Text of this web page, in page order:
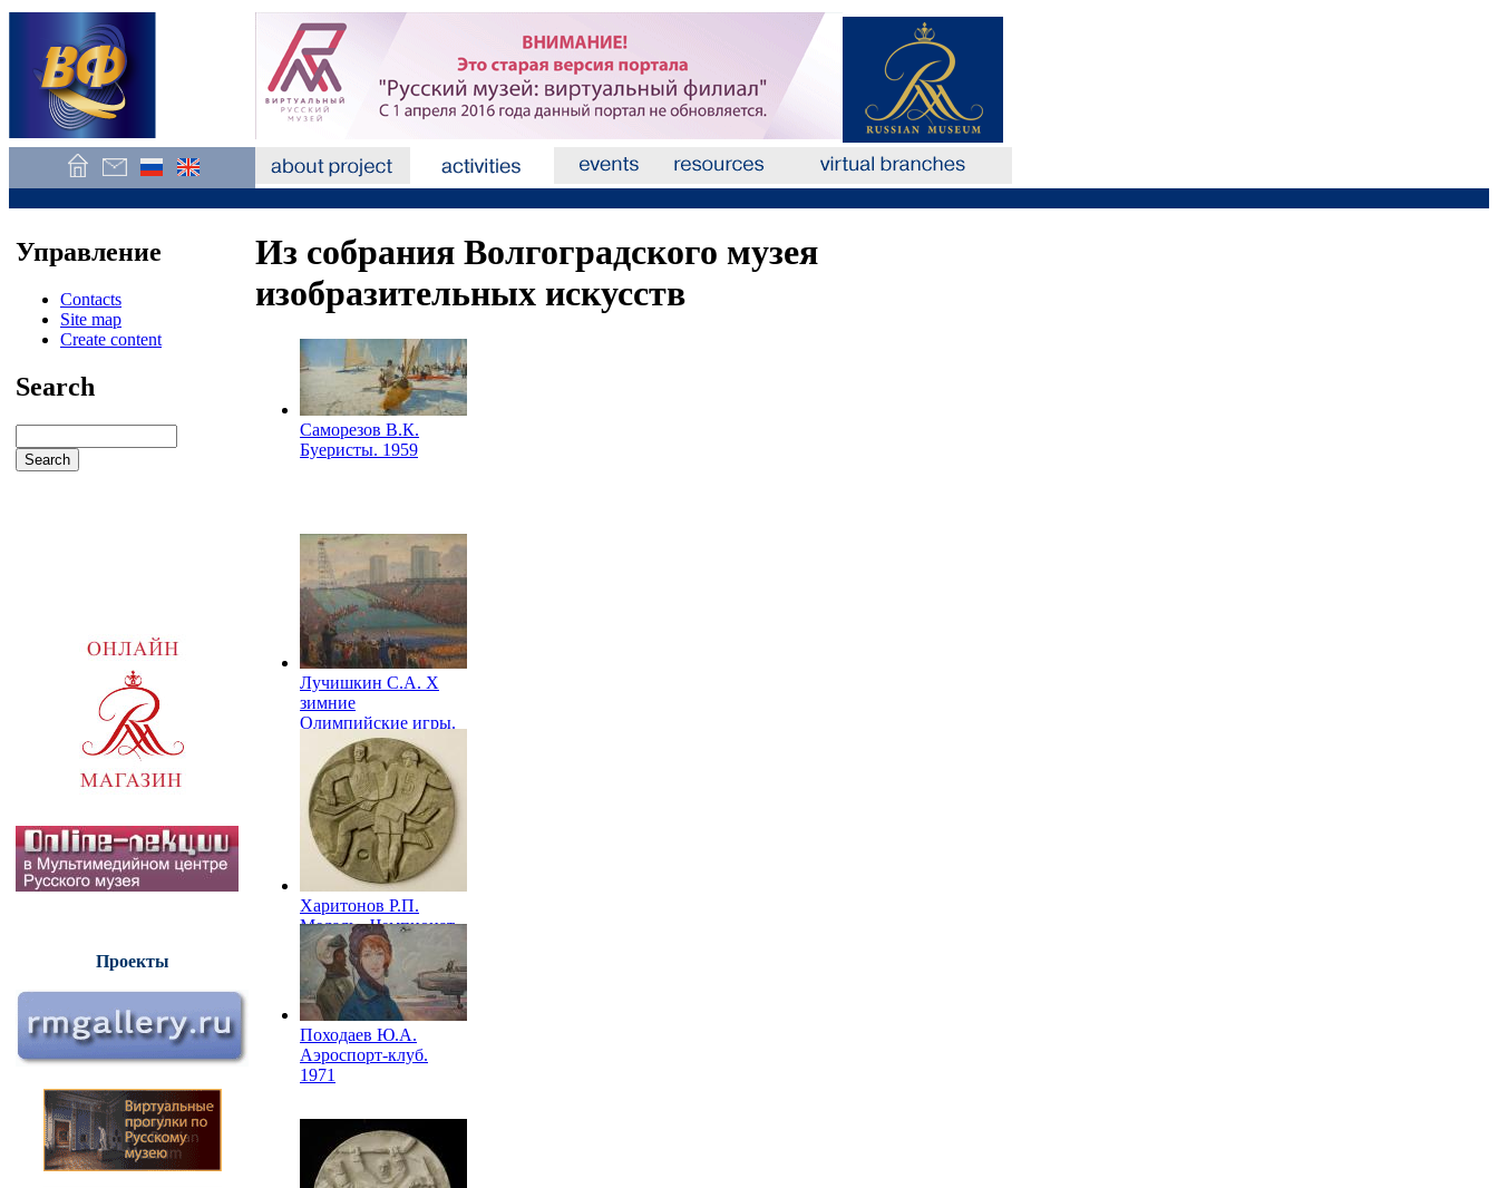
Управление
Contacts
Site map
Create content
Search
Проекты
Из собрания Волгоградского музея
изобразительных искусств
Саморезов В.К.
Буеристы. 1959
Лучишкин С.А. X
зимние
Олимпийские игры.
Олимпийский огонь
загорелся. Гренобль.
1968
Харитонов Р.П.
Медаль «Чемпионат
мира по хоккею с
шайбой». 1969
Походаев Ю.А.
Аэроспорт-клуб.
1971